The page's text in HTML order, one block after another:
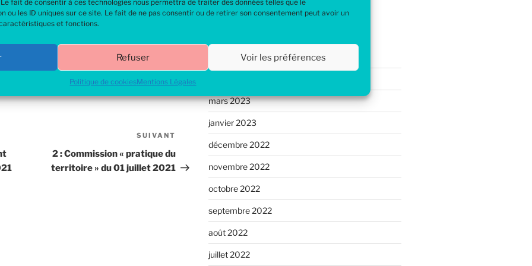
fait de consentir à ces technologies nous permettra de traiter des données telles que le
ou les ID uniques sur ce site. Le fait de ne pas consentir ou de retirer son consentement peut avoir un
et fonctions.
Refuser Voir les préférences
Politique de cookiesMentions Légales
,SCOT,URBANISME
suivant
SUIVANT
2 : Commission « pratique du
territoire » du 01 juillet 2021
Aucun commentaire à afficher.
Archives
mars 2023
janvier 2023
décembre 2022
novembre 2022
octobre 2022
septembre 2022
août 2022
juillet 2022